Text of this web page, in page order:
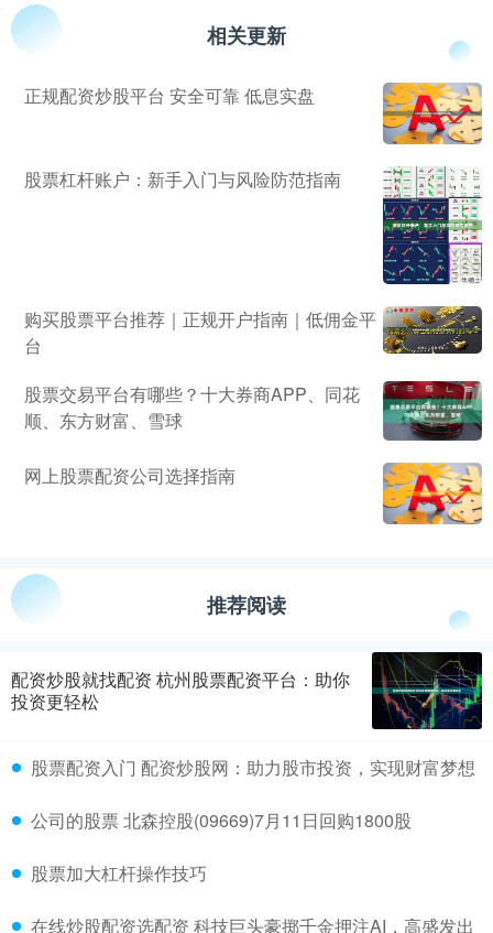
相关更新
正规配资炒股平台 安全可靠 低息实盘
股票杠杆账户：新手入门与风险防范指南
购买股票平台推荐｜正规开户指南｜低佣金平
台
股票交易平台有哪些？十大券商APP、同花
顺、东方财富、雪球
网上股票配资公司选择指南
推荐阅读
配资炒股就找配资 杭州股票配资平台：助你
投资更轻松
股票配资入门 配资炒股网：助力股市投资，实现财富梦想
公司的股票 北森控股(09669)7月11日回购1800股
股票加大杠杆操作技巧
在线炒股配资选配资 科技巨头豪掷千金押注AI，高盛发出